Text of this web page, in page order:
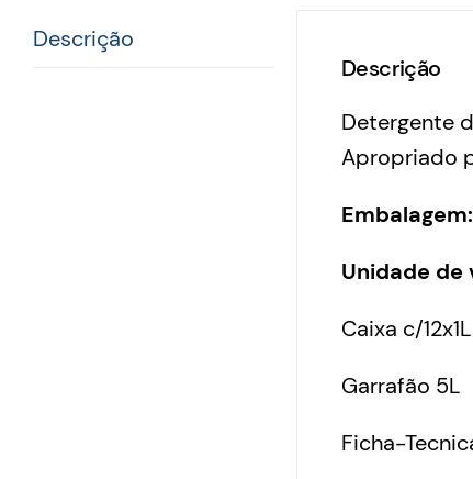
Descrição
Descrição
Detergente
Apropriado
Embalagem:
Unidade de
Caixa c/12x1L
Garrafão 5L
Ficha-